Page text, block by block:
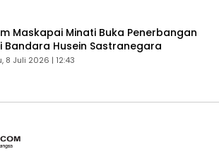
Maskapai Minati Buka Penerbangan
Bandara Husein Sastranegara
8 Juli 2026 | 12:43